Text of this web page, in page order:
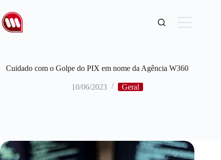
Cuidado com o Golpe do PIX em nome da Agência W360
10/06/2023 Geral